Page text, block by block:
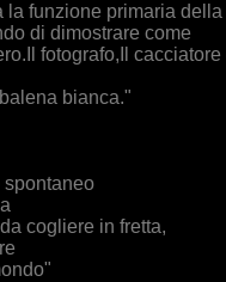
funzione primaria della
di dimostrare come
fotografo,Il
bianca."
cogliere in fretta,